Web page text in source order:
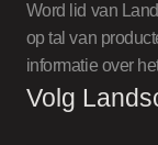
Word lid van
op tal van
informatie over
Volg